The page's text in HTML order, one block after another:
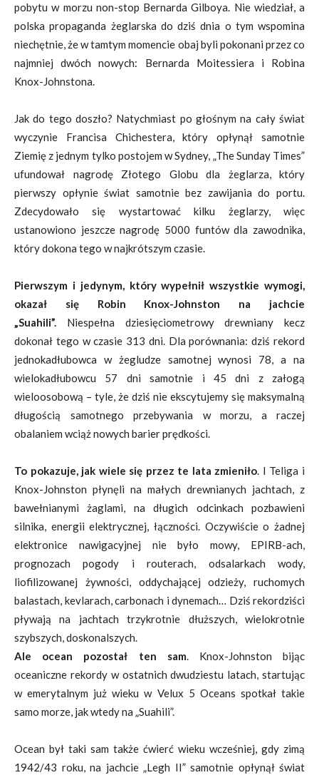
pobytu w morzu non-stop Bernarda Gilboya. Nie wiedział, a
polska propaganda żeglarska do dziś dnia o tym wspomina
niechętnie, że w tamtym momencie obaj byli pokonani przez co
najmniej dwóch nowych: Bernarda Moitessiera i Robina
Knox-Johnstona.
Jak do tego doszło? Natychmiast po głośnym na cały świat
wyczynie Francisa Chichestera, który opłynął samotnie
Ziemię z jednym tylko postojem w Sydney, „The Sunday Times”
ufundował nagrodę Złotego Globu dla żeglarza, który
pierwszy opłynie świat samotnie bez zawijania do portu.
Zdecydowało się wystartować kilku żeglarzy, więc
ustanowiono jeszcze nagrodę 5000 funtów dla zawodnika,
który dokona tego w najkrótszym czasie.
Pierwszym i jedynym, który wypełnił wszystkie wymogi,
okazał się Robin Knox-Johnston na jachcie
„Suahili”. Niespełna dziesięciometrowy drewniany kecz
dokonał tego w czasie 313 dni. Dla porównania: dziś rekord
jednokadłubowca w żegludze samotnej wynosi 78, a na
wielokadłubowcu 57 dni samotnie i 45 dni z załogą
wieloosobową – tyle, że dziś nie ekscytujemy się maksymalną
długością samotnego przebywania w morzu, a raczej
obalaniem wciąż nowych barier prędkości.
To pokazuje, jak wiele się przez te lata zmieniło. I Teliga i
Knox-Johnston płynęli na małych drewnianych jachtach, z
bawełnianymi żaglami, na długich odcinkach pozbawieni
silnika, energii elektrycznej, łączności. Oczywiście o żadnej
elektronice nawigacyjnej nie było mowy, EPIRB-ach,
prognozach pogody i routerach, odsalarkach wody,
liofilizowanej żywności, oddychającej odzieży, ruchomych
balastach, kevlarach, carbonach i dynemach… Dziś rekordziści
pływają na jachtach trzykrotnie dłuższych, wielokrotnie
szybszych, doskonalszych.
Ale ocean pozostał ten sam. Knox-Johnston bijąc
oceaniczne rekordy w ostatnich dwudziestu latach, startując
w emerytalnym już wieku w Velux 5 Oceans spotkał takie
samo morze, jak wtedy na „Suahili”.
Ocean był taki sam także ćwierć wieku wcześniej, gdy zimą
1942/43 roku, na jachcie „Legh II” samotnie opłynął świat